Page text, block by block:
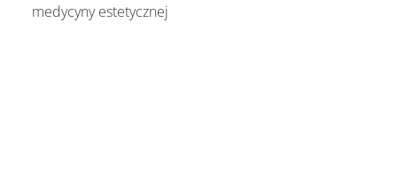
medycyny estetycznej